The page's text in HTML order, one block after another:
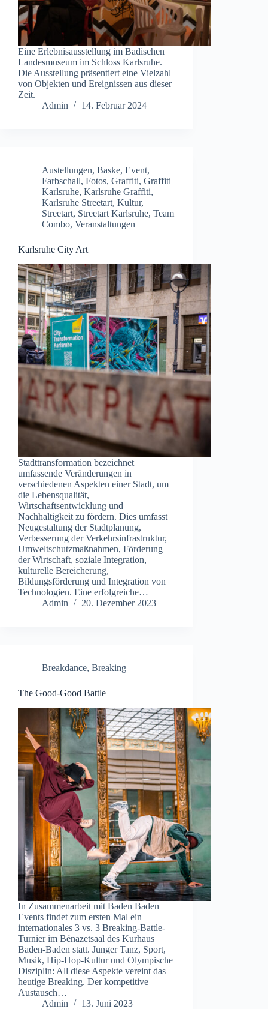
Eine Erlebnisausstellung im Badischen
Landesmuseum im Schloss Karlsruhe.
Die Ausstellung präsentiert eine Vielzahl
von Objekten und Ereignissen aus dieser
Zeit.
Admin
14. Februar 2024
Austellungen, Baske, Event,
Farbschall, Fotos, Graffiti, Graffiti
Karlsruhe, Karlsruhe Graffiti,
Karlsruhe Streetart, Kultur,
Streetart, Streetart Karlsruhe, Team
Combo, Veranstaltungen
Karlsruhe City Art
Stadttransformation bezeichnet
umfassende Veränderungen in
verschiedenen Aspekten einer Stadt, um
die Lebensqualität,
Wirtschaftsentwicklung und
Nachhaltigkeit zu fördern. Dies umfasst
Neugestaltung der Stadtplanung,
Verbesserung der Verkehrsinfrastruktur,
Umweltschutzmaßnahmen, Förderung
der Wirtschaft, soziale Integration,
kulturelle Bereicherung,
Bildungsförderung und Integration von
Technologien. Eine erfolgreiche…
Admin
20. Dezember 2023
Breakdance, Breaking
The Good-Good Battle
In Zusammenarbeit mit Baden Baden
Events findet zum ersten Mal ein
internationales 3 vs. 3 Breaking-Battle-
Turnier im Bénazetsaal des Kurhaus
Baden-Baden statt. Junger Tanz, Sport,
Musik, Hip-Hop-Kultur und Olympische
Disziplin: All diese Aspekte vereint das
heutige Breaking. Der kompetitive
Austausch…
Admin
13. Juni 2023